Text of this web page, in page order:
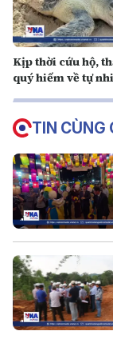
Kịp thời cứu hộ,
quý hiếm về tự
TIN CÙNG